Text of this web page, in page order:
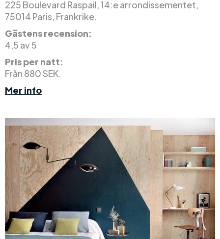
225 Boulevard Raspail, 14:e arrondissementet,
75014 Paris, Frankrike.
Gästens recension:
4,5 av 5
Pris per natt:
Från 880 SEK.
Mer info